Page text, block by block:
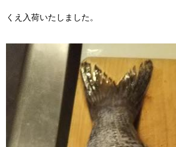
くえ入荷いたしました。